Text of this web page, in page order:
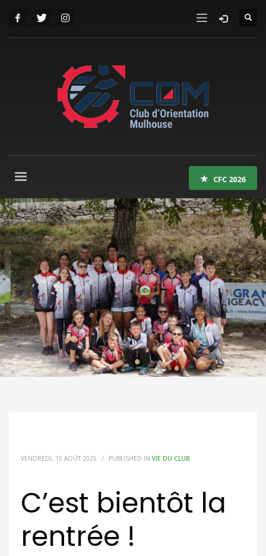
CFC 2026
VENDREDI, 15 AOÛT 2025 / PUBLISHED IN VIE DU CLUB
C’est bientôt la
rentrée !